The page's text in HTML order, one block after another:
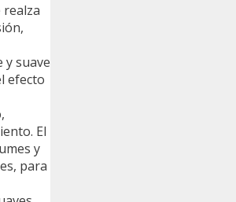
y suave
efecto
El
y
para